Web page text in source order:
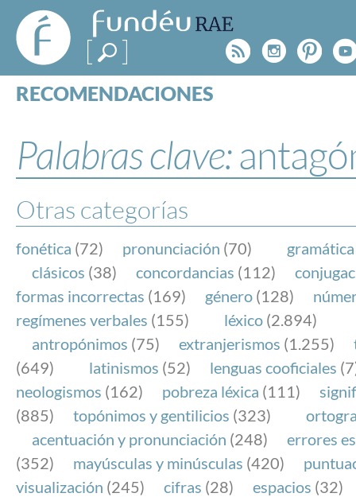
FundéuRAE
- Fundación
del Español
Urgente
Rss
RECOMENDACIONES
ESPECIALES
BLOG
NOTICIAS
SOBRE LA FUNDÉURAE
FundéuRAE es una fundación patrocinada por la
y la Real Academia Española, cuyo objetivo es
el buen uso del español en los medios de
Internet.
Palabras clave:
Otras categorías
fonética (72) pronunciación (70) gramática
clásicos (38) concordancias (112)
formas incorrectas (169) género (128)
regímenes verbales (155) léxico (2.894)
antropónimos (75) extranjerismos (1.255)
(649)
latinismos (52) lenguas cooficiales
neologismos (162) pobreza léxica (111)
(885)
topónimos y gentilicios (323)
acentuación y pronunciación (248)
errores
(352)
mayúsculas y minúsculas (420)
visualización (245) cifras (28) espacios (32)